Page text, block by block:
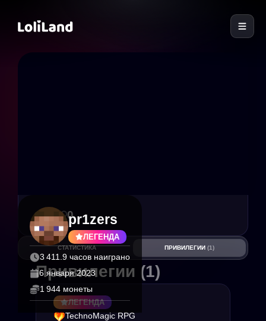
ЛЕГЕНДА
pr1zers
3 411.9 часов наиграно
6 января 2023
1 944 монеты
4 0
СТАТИСТИКА ПРИВИЛЕГИИ (1)
Привилегии (1)
ЛЕГЕНДА
TechnoMagic RPG